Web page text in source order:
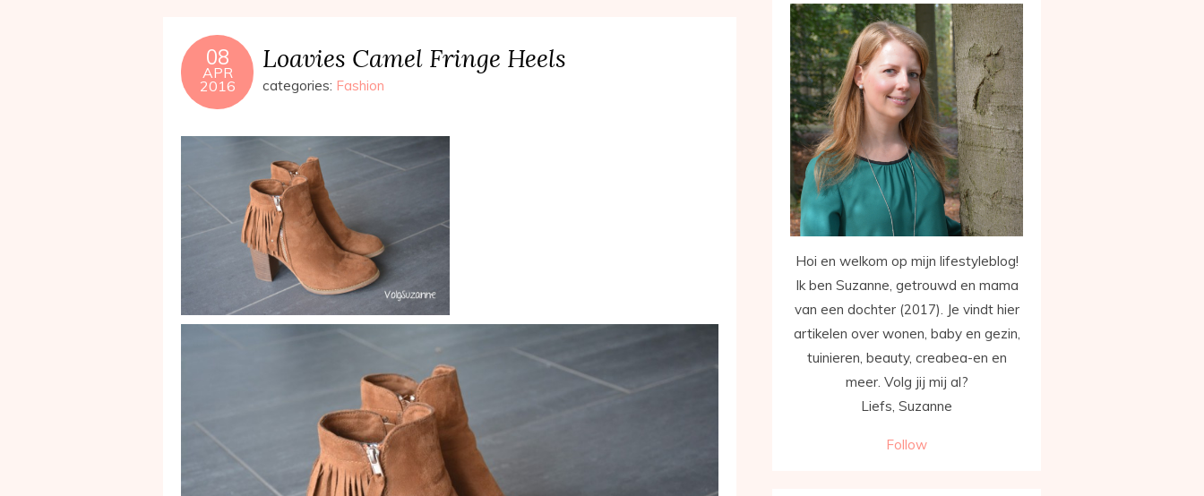
08
APR
2016
Loavies Camel Fringe Heels
categories: Fashion
Hoi en welkom op mijn lifestyleblog!
Ik ben Suzanne, getrouwd en mama
van een dochter (2017). Je vindt hier
artikelen over wonen, baby en gezin,
tuinieren, beauty, creabea-en en
meer. Volg jij mij al?
Liefs, Suzanne
Follow